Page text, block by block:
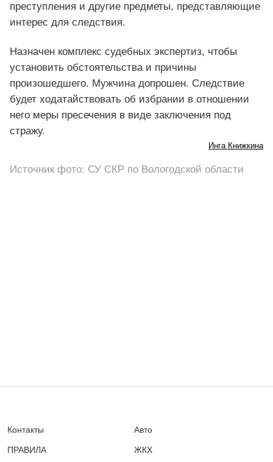
преступления и другие предметы, представляющие
интерес для следствия.
Назначен комплекс судебных экспертиз, чтобы
установить обстоятельства и причины
произошедшего. Мужчина допрошен. Следствие
будет ходатайствовать об избрании в отношении
него меры пресечения в виде заключения под
стражу.
Инга Книжкина
Источник фото: СУ СКР по Вологодской области
Контакты
ПРАВИЛА
Авто
ЖКХ